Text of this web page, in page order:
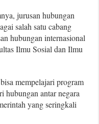
jurusan hubungan
salah satu cabang
hubungan internasional
Ilmu Sosial dan Ilmu
mempelajari program
hubungan antar negara
yang seringkali